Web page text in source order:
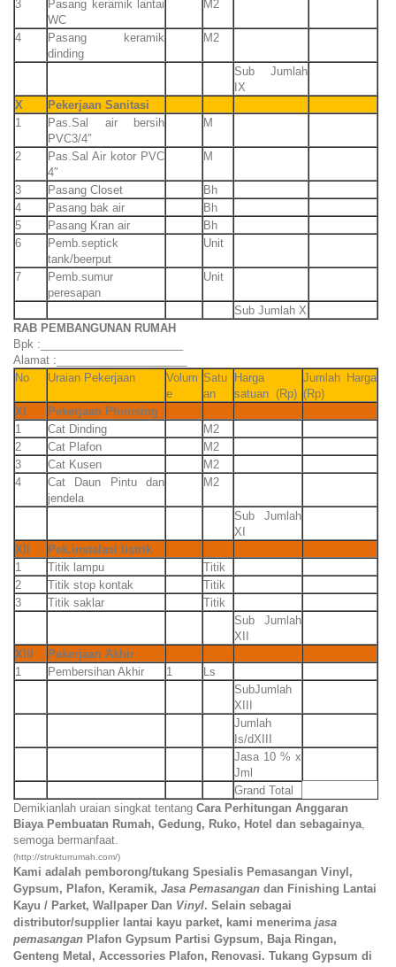
3
Pasang keramik lantai
WC
M2
4
Pasang keramik
dinding
M2
Sub Jumlah
IX
X
Pekerjaan Sanitasi
1
Pas.Sal air bersih
PVC3/4″
M
2
Pas.Sal Air kotor PVC
4″
M
3 Pasang Closet
Bh
4
Pasang bak air
Bh
5
Pasang Kran air
Bh
6
Pemb.septick
tank/beerput
Unit
7
Pemb.sumur
peresapan
Unit
Sub Jumlah X
RAB PEMBANGUNAN RUMAH
Bpk :_______________________
Alamat :_____________________
No
Uraian Pekerjaan
Volum
e
Satu
an
Harga
satuan (Rp)
Jumlah Harga
(Rp)
XI
Pekerjaan Phinising
1
Cat Dinding
M2
2
Cat Plafon
M2
3
Cat Kusen
M2
4
Cat Daun Pintu dan
jendela
M2
Sub Jumlah
XI
XII
Pek.instalasi listrik
1
Titik lampu
Titik
2
Titik stop kontak
Titik
3
Titik saklar
Titik
Sub Jumlah
XII
XIII
Pekerjaan Akhir
1
Pembersihan Akhir 1
Ls
SubJumlah
XIII
Jumlah
Is/dXIII
Jasa 10 % x
Jml
Grand Total
Demikianlah uraian singkat tentang Cara Perhitungan Anggaran
Biaya Pembuatan Rumah, Gedung, Ruko, Hotel dan sebagainya,
semoga bermanfaat.
(http://strukturrumah.com/)
Kami adalah pemborong/tukang Spesialis Pemasangan Vinyl,
Gypsum, Plafon, Keramik, Jasa Pemasangan dan Finishing Lantai
Kayu / Parket, Wallpaper Dan Vinyl. Selain sebagai
distributor/supplier lantai kayu parket, kami menerima jasa
pemasangan Plafon Gypsum Partisi Gypsum, Baja Ringan,
Genteng Metal, Accessories Plafon, Renovasi. Tukang Gypsum di